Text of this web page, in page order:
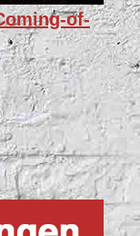
of-